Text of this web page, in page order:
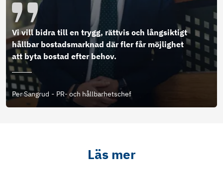
Vi vill bidra till en trygg, rättvis och långsiktigt
hållbar bostadsmarknad där fler får möjlighet
att byta bostad efter behov.
Per Sangrud - PR- och hållbarhetschef
Läs mer